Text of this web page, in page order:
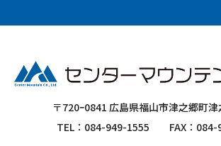
〒720ｰ0841 広島県福山市津之郷町
TEL：084-949-1555
FAX：